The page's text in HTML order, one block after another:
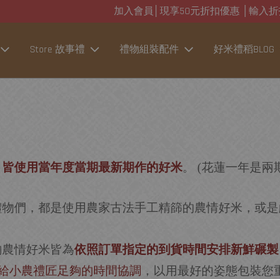
加入會員│現享50元折扣優惠 │輸入
Store 故事禮 禮物組裝配件 好米禮稻BLOG
皆使用當年度當期最新期作的好米。 (花蓮一年是兩
們，都是使用農家古法手工精篩的農情好米，或
情好米皆為依照訂單指定的到貨時間安排新鮮碾製
小農禮匠足夠的時間協調 ，以用最好的姿態包裝您